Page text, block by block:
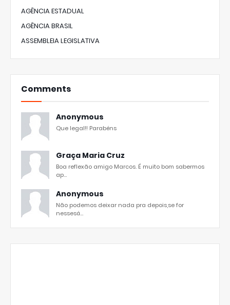
AGÊNCIA ESTADUAL
AGÊNCIA BRASIL
ASSEMBLEIA LEGISLATIVA
Comments
Anonymous
Que legal!! Parabéns
Graça Maria Cruz
Boa reflexão amigo Marcos. É muito bom sabermos
ap...
Anonymous
Não podemos deixar nada pra depois,se for
nessesá...